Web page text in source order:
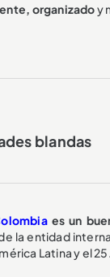
organizadoy
blandas
es un
la entidad
Latina y el